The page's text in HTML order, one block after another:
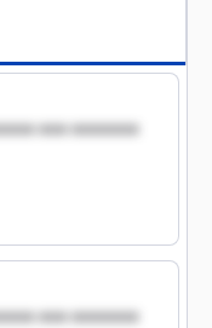
xxx xxxxxxx
xxx xxxxxxx